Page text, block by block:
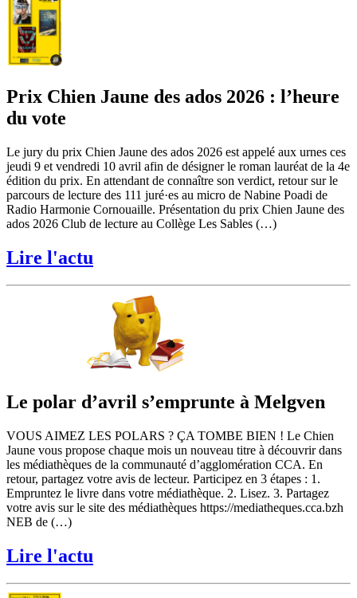
Prix Chien Jaune des ados 2026 : l’heure
du vote
Le jury du prix Chien Jaune des ados 2026 est appelé aux urnes ces
jeudi 9 et vendredi 10 avril afin de désigner le roman lauréat de la 4e
édition du prix. En attendant de connaître son verdict, retour sur le
parcours de lecture des 111 juré·es au micro de Nabine Poadi de
Radio Harmonie Cornouaille. Présentation du prix Chien Jaune des
ados 2026 Club de lecture au Collège Les Sables (…)
Lire l'actu
Le polar d’avril s’emprunte à Melgven
VOUS AIMEZ LES POLARS ? ÇA TOMBE BIEN ! Le Chien
Jaune vous propose chaque mois un nouveau titre à découvrir dans
les médiathèques de la communauté d’agglomération CCA. En
retour, partagez votre avis de lecteur. Participez en 3 étapes : 1.
Empruntez le livre dans votre médiathèque. 2. Lisez. 3. Partagez
votre avis sur le site des médiathèques https://mediatheques.cca.bzh
NEB de (…)
Lire l'actu